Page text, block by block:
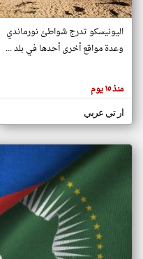
هنا عن
وجهة
كاتبيها.
اليونيسكو تدرج شواطئ نورماندي
وعدة مواقع أخرى أحدها في بلد ...
منذ ١٥ يوم
ار تي عربي